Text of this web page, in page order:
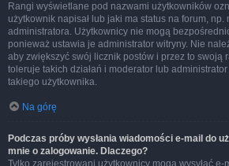
Rangi wyświetlane pod nazwami użytkowników
użytkownik napisał lub jaki ma status na forum, np.
administratora. Użytkownicy nie mogą
ponieważ ustawia je administrator witryny. Nie
aby zwiększyć swój licznik postów i przez to swoją
toleruje takich działań i moderator lub
takiego użytkownika.
Na górę
Podczas próby wysłania wiadomości e-mail do
mnie o zalogowanie. Dlaczego?
Tylko zarejestrowani użytkownicy mogą wysyłać e-